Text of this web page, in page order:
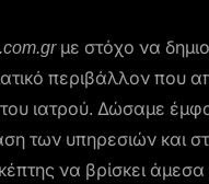
με στόχο να
περιβάλλον που
του ιατρού. Δώσαμε
των υπηρεσιών και
να βρίσκει